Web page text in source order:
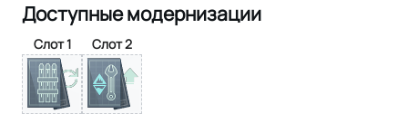
Доступные модернизации
Слот 1 Слот 2